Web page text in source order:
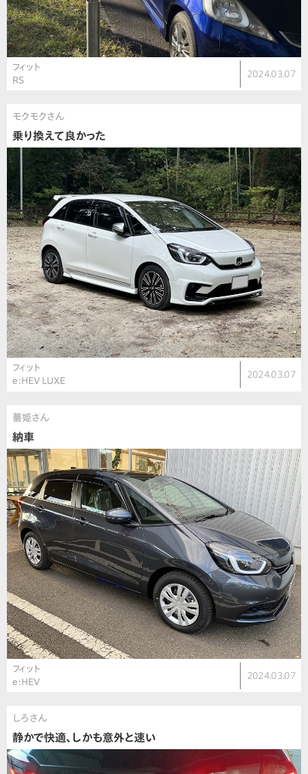
フィット
RS
2024.03.07
モクモクさん
乗り換えて良かった
フィット
e:HEV LUXE
2024.03.07
薔姫さん
納車
フィット
e:HEV
2024.03.07
しろさん
静かで快適、しかも意外と速い